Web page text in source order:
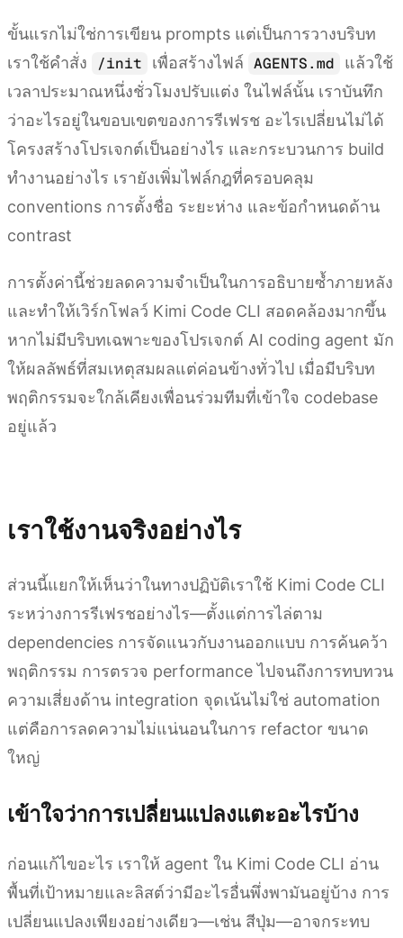
ขั้นแรกไม่ใช่การเขียน prompts แต่เป็นการวางบริบท
เราใช้คำสั่ง
/init เพื่อสร้างไฟล์ AGENTS.md
แล้วใช้
เวลาประมาณหนึ่งชั่วโมงปรับแต่ง ในไฟล์นั้น เราบันทึก
ว่าอะไรอยู่ในขอบเขตของการรีเฟรช อะไรเปลี่ยนไม่ได้
โครงสร้างโปรเจกต์เป็นอย่างไร และกระบวนการ build
ทำงานอย่างไร เรายังเพิ่มไฟล์กฎที่ครอบคลุม
conventions การตั้งชื่อ ระยะห่าง และข้อกำหนดด้าน
contrast
การตั้งค่านี้ช่วยลดความจำเป็นในการอธิบายซ้ำภายหลัง
และทำให้เวิร์กโฟลว์ Kimi Code CLI สอดคล้องมากขึ้น
หากไม่มีบริบทเฉพาะของโปรเจกต์ AI coding agent มัก
ให้ผลลัพธ์ที่สมเหตุสมผลแต่ค่อนข้างทั่วไป เมื่อมีบริบท
พฤติกรรมจะใกล้เคียงเพื่อนร่วมทีมที่เข้าใจ codebase
อยู่แล้ว
เราใช้งานจริงอย่างไร
ส่วนนี้แยกให้เห็นว่าในทางปฏิบัติเราใช้ Kimi Code CLI
ระหว่างการรีเฟรชอย่างไร—ตั้งแต่การไล่ตาม
dependencies การจัดแนวกับงานออกแบบ การค้นคว้า
พฤติกรรม การตรวจ performance ไปจนถึงการทบทวน
ความเสี่ยงด้าน integration จุดเน้นไม่ใช่ automation
แต่คือการลดความไม่แน่นอนในการ refactor ขนาด
ใหญ่
เข้าใจว่าการเปลี่ยนแปลงแตะอะไรบ้าง
ก่อนแก้ไขอะไร เราให้ agent ใน Kimi Code CLI อ่าน
พื้นที่เป้าหมายและลิสต์ว่ามีอะไรอื่นพึ่งพามันอยู่บ้าง การ
เปลี่ยนแปลงเพียงอย่างเดียว—เช่น สีปุ่ม—อาจกระทบ